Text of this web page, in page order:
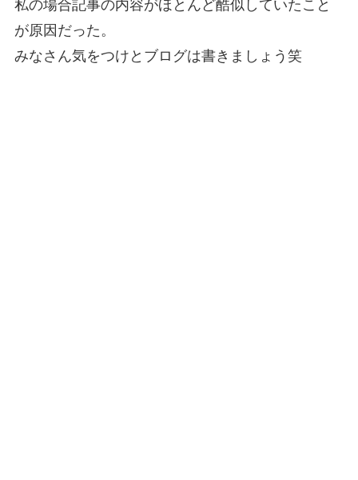
が原因だった。
みなさん気をつけとブログは書きましょう笑